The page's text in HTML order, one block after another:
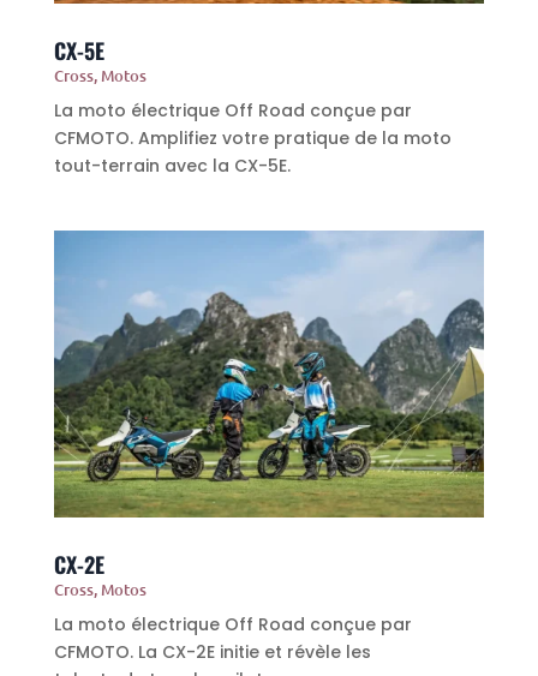
CX-5E
Cross,Motos
La moto électrique Off Road conçue par
CFMOTO. Amplifiez votre pratique de la moto
tout-terrain avec la CX-5E.
CX-2E
Cross,Motos
La moto électrique Off Road conçue par
CFMOTO. La CX-2E initie et révèle les